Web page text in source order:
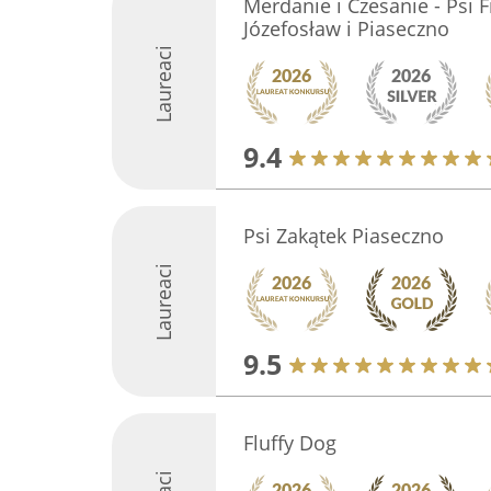
Laureaci
Merdanie i Czesanie - Psi
Józefosław i Piaseczno
9.4
Laureaci
Psi Zakątek Piaseczno
9.5
Fluffy Dog